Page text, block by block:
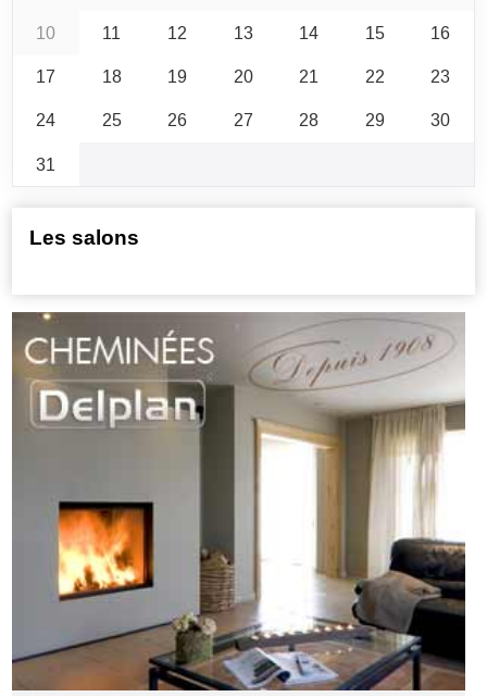
10
11 12 13 14 15
16
17
18 19 20 21 22
23
24
25 26 27 28 29
30
31
Les salons